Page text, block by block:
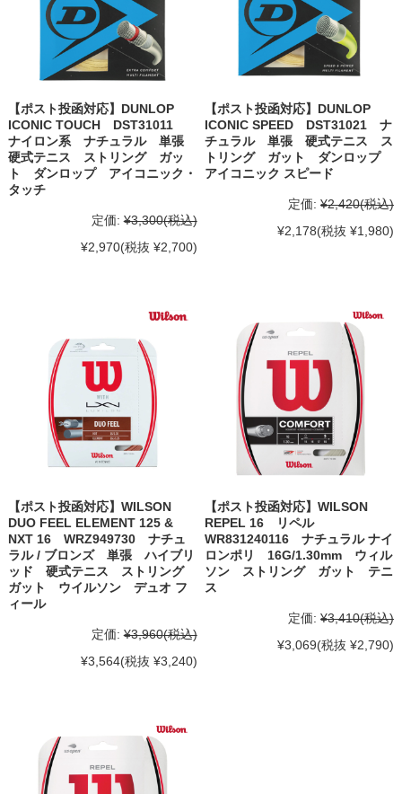
【ポスト投函対応】DUNLOP
ICONIC TOUCH DST31011
ナイロン系 ナチュラル 単張
硬式テニス ストリング ガッ
ト ダンロップ アイコニック・
タッチ
定価: ¥3,300(税込)
¥2,970(税抜 ¥2,700)
【ポスト投函対応】DUNLOP
ICONIC SPEED DST31021 ナ
チュラル 単張 硬式テニス ス
トリング ガット ダンロップ
アイコニック スピード
定価: ¥2,420(税込)
¥2,178(税抜 ¥1,980)
【ポスト投函対応】WILSON
DUO FEEL ELEMENT 125 &
NXT 16 WRZ949730 ナチュ
ラル / ブロンズ 単張 ハイブリ
ッド 硬式テニス ストリング
ガット ウイルソン デュオ フ
ィール
定価: ¥3,960(税込)
¥3,564(税抜 ¥3,240)
【ポスト投函対応】WILSON
REPEL 16 リペル
WR831240116 ナチュラル ナイ
ロンポリ 16G/1.30mm ウィル
ソン ストリング ガット テニ
ス
定価: ¥3,410(税込)
¥3,069(税抜 ¥2,790)